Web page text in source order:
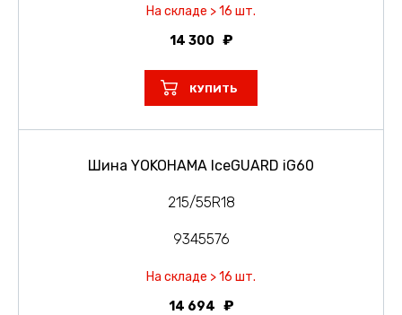
На складе > 16 шт.
14 300
КУПИТЬ
Шина YOKOHAMA IceGUARD iG60
215/55R18
9345576
На складе > 16 шт.
14 694